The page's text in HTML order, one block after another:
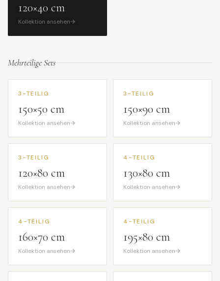
120×40 cm
Kollektion ansehen
Mehrteilige Sets
3-TEILIG
150×50 cm
Kollektion ansehen
3-TEILIG
150×90 cm
Kollektion ansehen
3-TEILIG
120×80 cm
Kollektion ansehen
4-TEILIG
130×80 cm
Kollektion ansehen
4-TEILIG
160×70 cm
Kollektion ansehen
4-TEILIG
195×80 cm
Kollektion ansehen